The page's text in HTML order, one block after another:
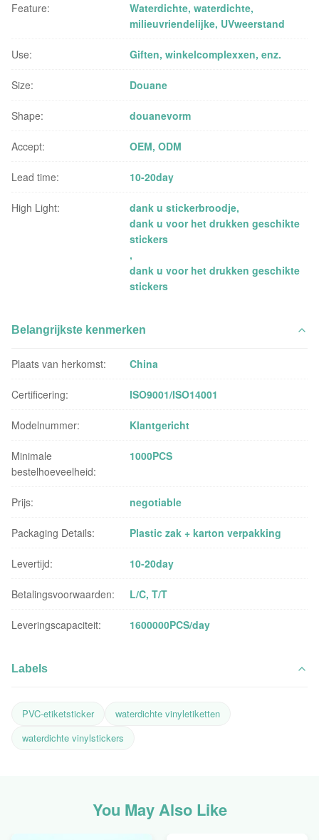
Feature:
Waterdichte, waterdichte,
milieuvriendelijke, UVweerstand
Use: Giften, winkelcomplexxen, enz.
Size: Douane
Shape: douanevorm
Accept: OEM, ODM
Lead time: 10-20day
High Light: dank u stickerbroodje,
dank u voor het drukken geschikte
stickers
,
dank u voor het drukken geschikte
stickers
Belangrijkste kenmerken
Plaats van herkomst: China
Certificering: ISO9001/ISO14001
Modelnummer: Klantgericht
Minimale
bestelhoeveelheid:
1000PCS
Prijs: negotiable
Packaging Details: Plastic zak + karton verpakking
Levertijd: 10-20day
Betalingsvoorwaarden: L/C, T/T
Leveringscapaciteit: 1600000PCS/day
Labels
PVC-etiketsticker
waterdichte vinyletiketten
waterdichte vinylstickers
You May Also Like